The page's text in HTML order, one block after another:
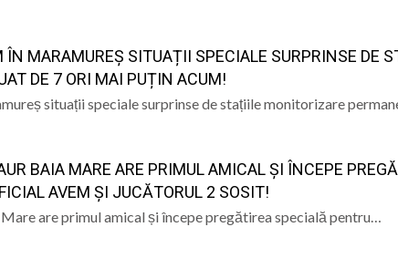
ÎN MARAMUREȘ SITUAȚII SPECIALE SURPRINSE DE
DE 7 ORI MAI PUȚIN ACUM!
situații speciale surprinse de stațiile monitorizare
BAIA MARE ARE PRIMUL AMICAL ȘI ÎNCEPE
AVEM ȘI JUCĂTORUL 2 SOSIT!
are primul amical și începe pregătirea specială pentru…